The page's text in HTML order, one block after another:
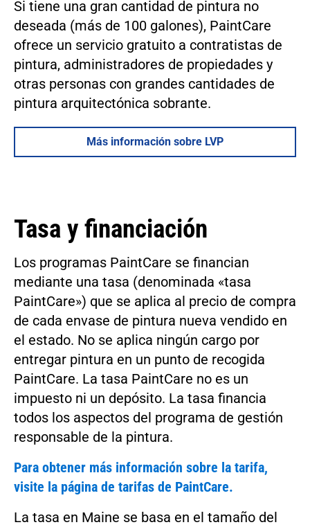
Si tiene una gran cantidad de pintura no
deseada (más de 100 galones), PaintCare
ofrece un servicio gratuito a contratistas de
pintura, administradores de propiedades y
otras personas con grandes cantidades de
pintura arquitectónica sobrante.
Más información sobre LVP
Tasa y financiación
Los programas PaintCare se financian
mediante una tasa (denominada «tasa
PaintCare») que se aplica al precio de compra
de cada envase de pintura nueva vendido en
el estado. No se aplica ningún cargo por
entregar pintura en un punto de recogida
PaintCare. La tasa PaintCare no es un
impuesto ni un depósito. La tasa financia
todos los aspectos del programa de gestión
responsable de la pintura.
Para obtener más información sobre la tarifa,
visite la página de tarifas de PaintCare.
La tasa en Maine se basa en el tamaño del